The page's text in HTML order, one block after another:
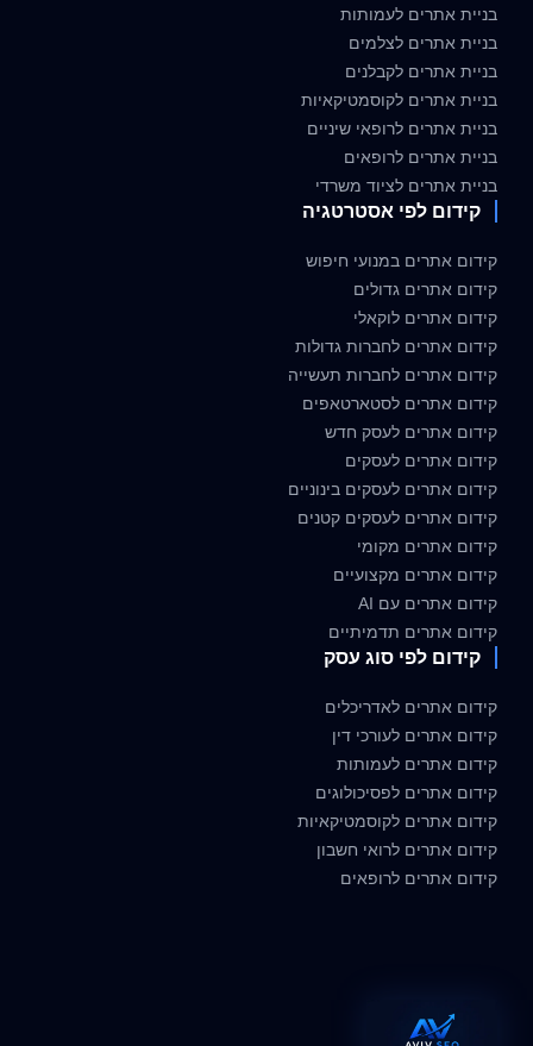
בניית אתרים לעמותות
בניית אתרים לצלמים
בניית אתרים לקבלנים
בניית אתרים לקוסמטיקאיות
בניית אתרים לרופאי שיניים
בניית אתרים לרופאים
בניית אתרים לציוד משרדי
קידום לפי אסטרטגיה
קידום אתרים במנועי חיפוש
קידום אתרים גדולים
קידום אתרים לוקאלי
קידום אתרים לחברות גדולות
קידום אתרים לחברות תעשייה
קידום אתרים לסטארטאפים
קידום אתרים לעסק חדש
קידום אתרים לעסקים
קידום אתרים לעסקים בינוניים
קידום אתרים לעסקים קטנים
קידום אתרים מקומי
קידום אתרים מקצועיים
קידום אתרים עם AI
קידום אתרים תדמיתיים
קידום לפי סוג עסק
קידום אתרים לאדריכלים
קידום אתרים לעורכי דין
קידום אתרים לעמותות
קידום אתרים לפסיכולוגים
קידום אתרים לקוסמטיקאיות
קידום אתרים לרואי חשבון
קידום אתרים לרופאים